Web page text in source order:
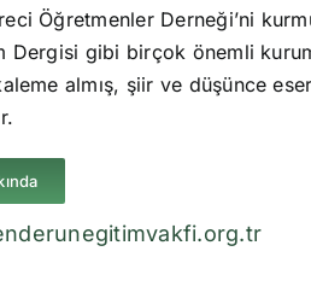
Öğretmenler Derneği’ni
Dergisi gibi birçok önemli
almış, şiir ve düşünce